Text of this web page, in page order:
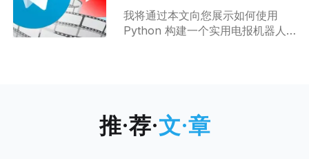
式。大多数大公司都将人工智能纳
入其工作流程以最大限度地提高生
产力，特别是营销、医疗保健等行
我将通过本文向您展示如何使用
Python 构建一个实用电报机器人
频并将下载链接发送给用户。 通过
这样的方式，您可以轻松在
推·荐·文·章